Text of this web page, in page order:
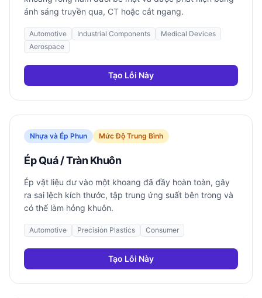
ánh sáng truyền qua, CT hoặc cắt ngang.
Automotive Industrial Components
Medical Devices
Aerospace
Tạo Lỗi Này
Nhựa và Ép Phun Mức Độ Trung Bình
Ép Quá / Tràn Khuôn
Ép vật liệu dư vào một khoang đã đầy hoàn toàn, gây
ra sai lệch kích thước, tập trung ứng suất bên trong và
có thể làm hỏng khuôn.
Automotive Precision Plastics Consumer
Tạo Lỗi Này